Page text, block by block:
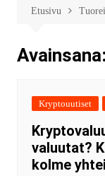
Etusivu
Avainsana:
Kryptouutiset
valuutat?
kolme